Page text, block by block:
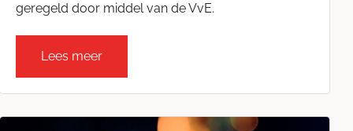
geregeld door middel van de VvE.
Lees meer